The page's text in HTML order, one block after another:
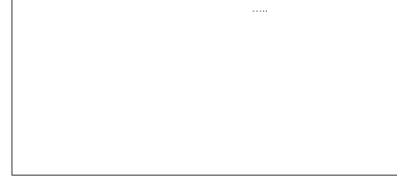
…..